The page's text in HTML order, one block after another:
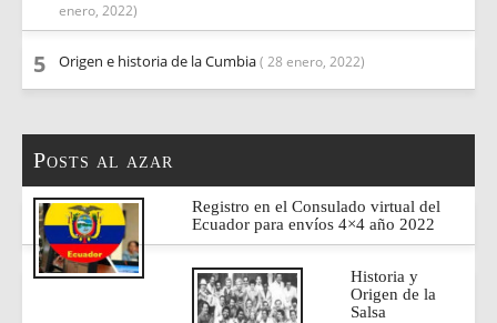
enero, 2022)
Origen e historia de la Cumbia( 28 enero, 2022)
Posts al azar
Registro en el Consulado virtual del
Ecuador para envíos 4×4 año 2022
Historia y
Origen de la
Salsa